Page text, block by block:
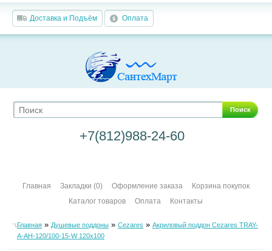
Доставка и Подъём Оплата
Поиск
+7(812)988-24-60
Главная Закладки (0) Оформление заказа
Корзина покупок
Каталог товаров
Оплата Контакты
Главная» Душевые поддоны» Cezares » Акриловый поддон Cezares TRAY-
A-AH-120/100-15-W 120х100